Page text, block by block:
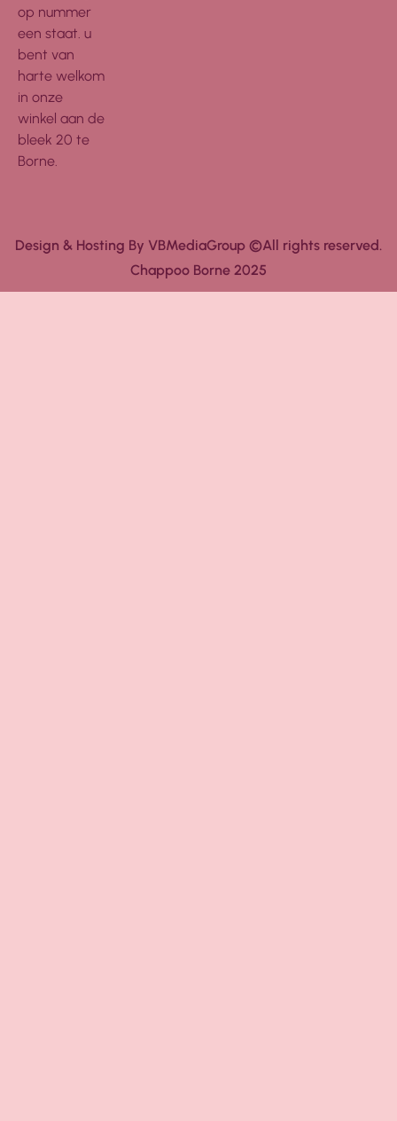
op nummer
een staat. u
bent van
harte welkom
in onze
winkel aan de
bleek 20 te
Borne.
Design & Hosting By VBMediaGroup ©All rights reserved.
Chappoo Borne 2025